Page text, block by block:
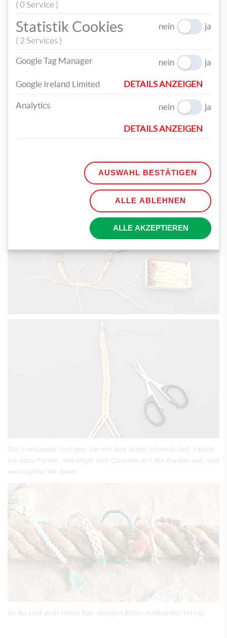
Die Armbänder fertigen Sie mit dem Boho Schmuck-Set. Fädeln
Sie dazu Perlen, Anhänger und Quasten auf die Bänder auf, und
verknüpfen Sie diese.
Im Nu sind auch schon Ihre lässigen Boho-Armbänder fertig!
( 0 Service )
Statistik Cookies
( 2 Services )
nein ja
Google Tag Manager nein ja
Google Ireland Limited DETAILS ANZEIGEN
Analytics nein ja
DETAILS ANZEIGEN
AUSWAHL BESTÄTIGEN
ALLE ABLEHNEN
ALLE AKZEPTIEREN